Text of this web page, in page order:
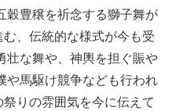
穀豊穣を祈念する獅子舞が
、伝統的な様式が今も受
壮な舞や、神輿を担ぐ賑や
や馬駆け競争なども行われ
りの雰囲気を今に伝えて